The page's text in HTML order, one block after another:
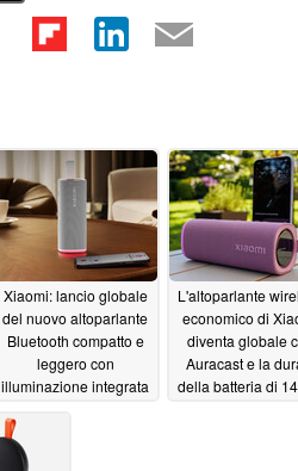
Xiaomi: lancio globale
del nuovo altoparlante
Bluetooth compatto e
leggero con
illuminazione integrata
L'altoparlante
economico di
diventa globale
Auracast e la
della batteria di